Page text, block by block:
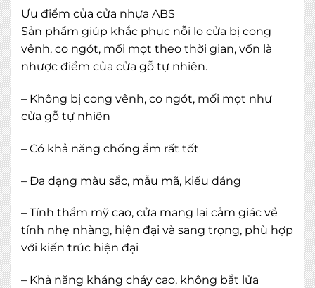
MIỄN PHÍ THIẾT KẾ 3D, ĐO ĐẠC
ĐĂNG KÝ NGAY
Ưu điểm của cửa nhựa ABS
Sản phẩm giúp khắc phục nỗi lo cửa bị cong
vênh, co ngót, mối mọt theo thời gian, vốn là
nhược điểm của cửa gỗ tự nhiên.
– Không bị cong vênh, co ngót, mối mọt như
cửa gỗ tự nhiên
– Có khả năng chống ẩm rất tốt
– Đa dạng màu sắc, mẫu mã, kiểu dáng
– Tính thẩm mỹ cao, cửa mang lại cảm giác về
tính nhẹ nhàng, hiện đại và sang trọng, phù hợp
với kiến trúc hiện đại
– Khả năng kháng cháy cao, không bắt lửa